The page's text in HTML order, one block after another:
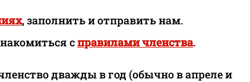
,заполнить и отправить нам.
справилами членства.
дважды в год (обычно в апреле и